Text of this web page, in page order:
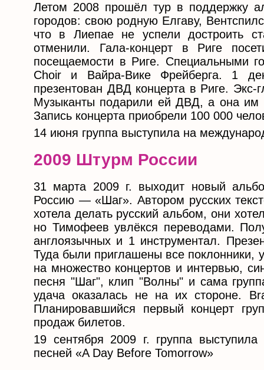
Летом 2008 прошёл тур в поддержку
городов: свою родную Елгаву,
что в Лиепае не успели достроить
отменили. Гала-концерт в Риге
посещаемости в Риге. Специальными
Choir и Вайра-Вике Фрейберга. 1
презентован ДВД концерта в Риге. Экс-
Музыканты подарили ей ДВД, а она им
Запись концерта приобрели 100 000
14 июня группа выступила на
2009 Штурм России
31 марта 2009 г. выходит новый
Россию — «Шаг». Автором русских
хотела делать русский альбом, они
но Тимофеев увлёкся переводами.
англоязычных и 1 инструментал.
Туда были приглашены все поклонники,
на множество концертов и интервью,
песня "Шаг", клип "Волны" и сама
удача оказалась не на их стороне.
Планировавшийся первый концерт
продаж билетов.
19 сентября 2009 г. группа
песней «A Day Before Tomorrow»